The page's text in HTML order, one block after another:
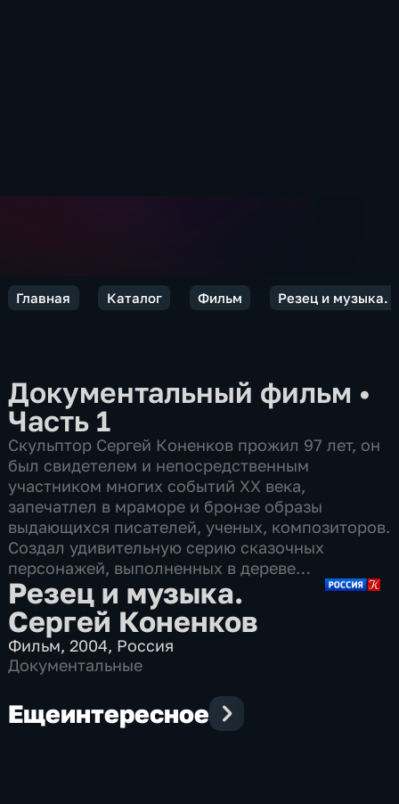
Главная Каталог Фильм Резец и музыка.
Документальный фильм •
Часть 1
Скульптор Сергей Коненков прожил 97 лет, он
был свидетелем и непосредственным
участником многих событий ХХ века,
запечатлел в мраморе и бронзе образы
выдающихся писателей, ученых, композиторов.
Создал удивительную серию сказочных
персонажей, выполненных в дереве…
Резец и музыка.
Сергей Коненков
Фильм,2004, Россия
Документальные
Ещеинтересное